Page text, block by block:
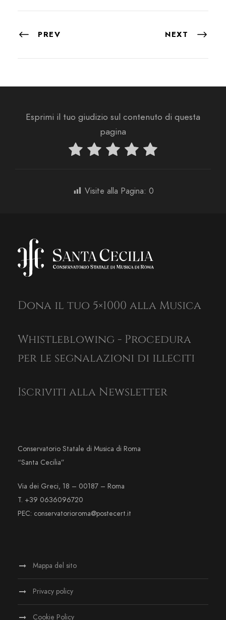
PREV NEXT
Esprimi il tuo giudizio sul contenuto di questa
pagina
Visite alla Pagina: 0
Dona il tuo 5×1000 alla Musica
Whistleblowing - Procedura
per le segnalazioni di illeciti
Iscriviti alla Newsletter
Conservatorio Statale di Musica di Roma
“Santa Cecilia”
Via dei Greci, 18 – 00187 – Roma
T. +39 0636096720
PEC: conservatorioroma@postecert.it
Mappa del sito
Privacy policy
Cookie Policy